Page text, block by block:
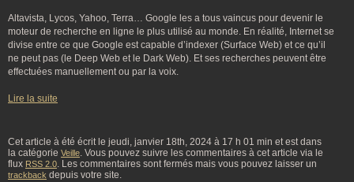
Altavista, Lycos, Yahoo, Terra… Google les a tous vaincus pour devenir le
moteur de recherche en ligne le plus utilisé au monde. En réalité, Internet se
divise entre ce que Google est capable d’indexer (Surface Web) et ce qu’il
ne peut pas (le Deep Web et le Dark Web). Et ses recherches peuvent être
effectuées manuellement ou par la voix.
Lire la suite
Cet article à été écrit le jeudi, janvier 18th, 2024 à 17 h 01 min et est dans
la catégorie Veille. Vous pouvez suivre les commentaires à cet article via le
flux RSS 2.0. Les commentaires sont fermés mais vous pouvez laisser un
trackback depuis votre site.